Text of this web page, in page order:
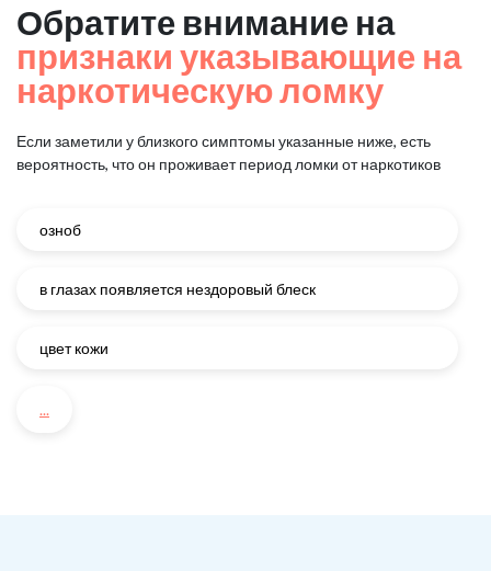
Обратите внимание на
признаки указывающие на
наркотическую ломку
Если заметили у близкого симптомы указанные ниже, есть
вероятность, что он проживает период ломки от наркотиков
озноб
в глазах появляется нездоровый блеск
цвет кожи
...